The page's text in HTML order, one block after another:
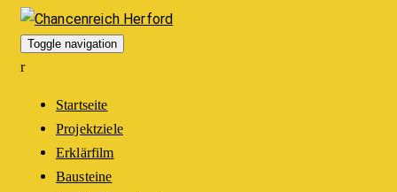
Toggle navigation
Startseite
Projektziele
Erklärfilm
Bausteine